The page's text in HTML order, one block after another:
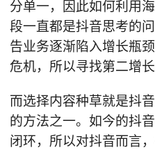
分单一，因此如何利用
段一直都是抖音思考的
告业务逐渐陷入增长瓶
危机，所以寻找第二增
而选择内容种草就是抖
的方法之一。如今的抖
闭环，所以对抖音而言